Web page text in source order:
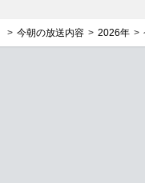
今朝の放送内容 2026年